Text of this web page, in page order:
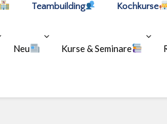
Teambuilding Kochkurse
Neu Kurse & Seminare